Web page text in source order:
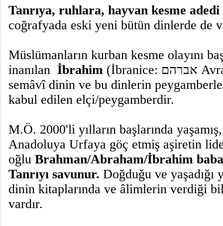
Tanrıya, ruhlara, hayvan kesme adedi
coğrafyada eski yeni bütün dinlerde de
Müslümanların kurban kesme olayını
inanılan İbrahim (İbranice: אברהם Avram, Abraham) üç
semâvî dinin ve bu dinlerin
kabul edilen elçi/peygamberdir.
M.Ö. 2000'li yılların başlarında
Anadoluya Urfaya göç etmiş aşiretin
oğlu Brahman/Abraham/İbrahim
Tanrıyı savunur. Doğduğu ve yaşadığı
dinin kitaplarında ve âlimlerin verdiği
vardır.